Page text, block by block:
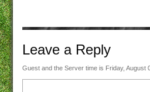
Leave a Reply
Guest and the Server time is Friday, August